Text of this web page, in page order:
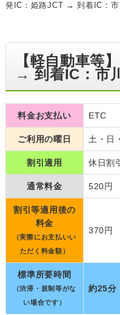
発IC：姫路JCT → 到着IC：市
【軽自動車等
→ 到着IC：市
料金お支払い ETC
ご利用の曜日 土・日
割引適用 休日割
通常料金 520円
割引等適用後の
料金
（実際にお支払いい
ただく料金額）
370円
標準所要時間
（渋滞・規制等がな
い場合です）
約25分